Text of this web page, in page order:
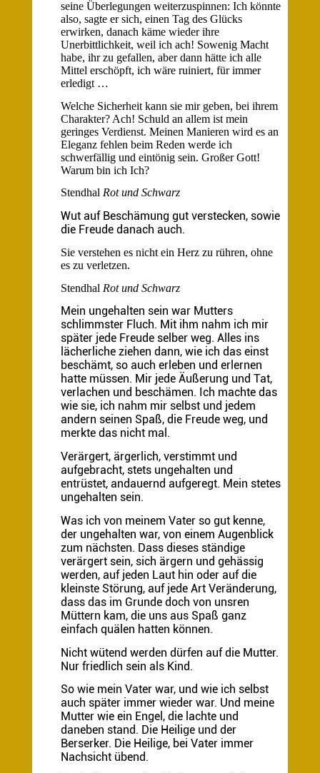
seine Überlegungen weiterzuspinnen: Ich könnte
also, sagte er sich, einen Tag des Glücks
erwirken, danach käme wieder ihre
Unerbittlichkeit, weil ich ach! Sowenig Macht
habe, ihr zu gefallen, aber dann hätte ich alle
Mittel erschöpft, ich wäre ruiniert, für immer
erledigt …
Welche Sicherheit kann sie mir geben, bei ihrem
Charakter? Ach! Schuld an allem ist mein
geringes Verdienst. Meinen Manieren wird es an
Eleganz fehlen beim Reden werde ich
schwerfällig und eintönig sein. Großer Gott!
Warum bin ich Ich?
Stendhal Rot und Schwarz
Wut auf Beschämung gut verstecken, sowie
die Freude danach auch.
Sie verstehen es nicht ein Herz zu rühren, ohne
es zu verletzen.
Stendhal Rot und Schwarz
Mein ungehalten sein war Mutters
schlimmster Fluch. Mit ihm nahm ich mir
später jede Freude selber weg. Alles ins
lächerliche ziehen dann, wie ich das einst
beschämt, so auch erleben und erlernen
hatte müssen. Mir jede Äußerung und Tat,
verlachen und beschämen. Ich machte das
wie sie, ich nahm mir selbst und jedem
andern seinen Spaß, die Freude weg, und
merkte das nicht mal.
Verärgert, ärgerlich, verstimmt und
aufgebracht, stets ungehalten und
entrüstet, andauernd aufgeregt. Mein stetes
ungehalten sein.
Was ich von meinem Vater so gut kenne,
der ungehalten war, von einem Augenblick
zum nächsten. Dass dieses ständige
verärgert sein, sich ärgern und gehässig
werden, auf jeden Laut hin oder auf die
kleinste Störung, auf jede Art Veränderung,
dass das im Grunde doch von unsren
Müttern kam, die uns aus Spaß ganz
einfach quälen hatten können.
Nicht wütend werden dürfen auf die Mutter.
Nur friedlich sein als Kind.
So wie mein Vater war, und wie ich selbst
auch später immer wieder war. Und meine
Mutter wie ein Engel, die lachte und
daneben stand. Die Heilige und der
Berserker. Die Heilige, bei Vater immer
Nachsicht übend.